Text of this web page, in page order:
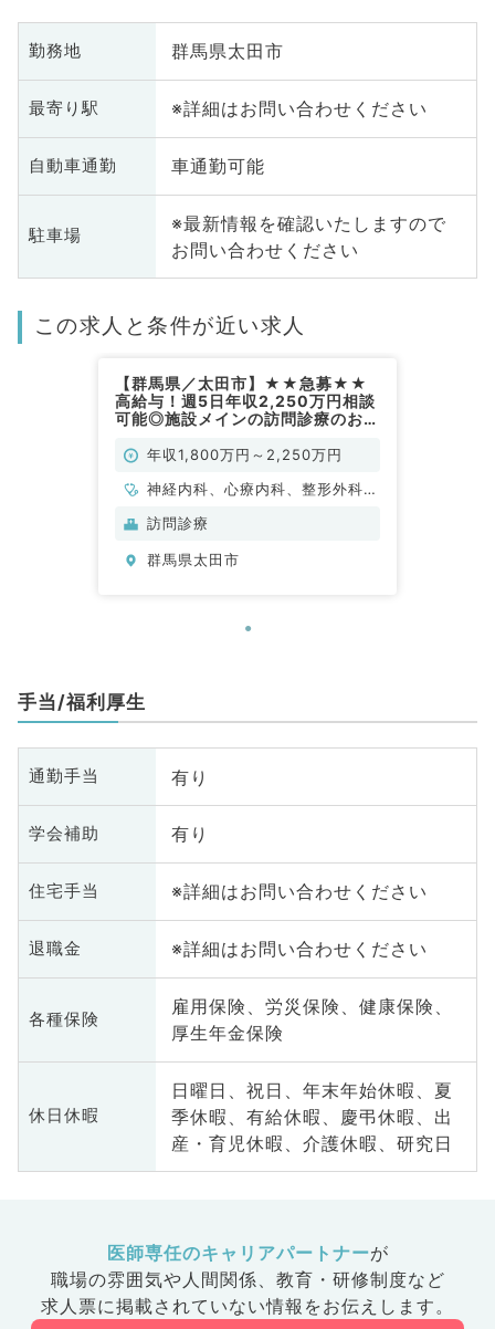
勤務地 群馬県太田市
最寄り駅 ※詳細はお問い合わせください
自動車通勤 車通勤可能
駐車場
※最新情報を確認いたしますので
お問い合わせください
この求人と条件が近い求人
【群馬県／太田市】★★急募★★
高給与！週5日年収2,250万円相談
可能◎施設メインの訪問診療のお仕
系／常勤）
年収1,800万円～2,250万円
神経内科、心療内科、整形外科、
形成外科、美容外科、脳神経外
小児外科、泌尿器科、一般内科、
科、脊髄・脊椎外科
訪問診療
群馬県太田市
手当/福利厚生
通勤手当 有り
学会補助 有り
住宅手当 ※詳細はお問い合わせください
退職金 ※詳細はお問い合わせください
各種保険
雇用保険、労災保険、健康保険、
厚生年金保険
休日休暇
日曜日、祝日、年末年始休暇、夏
季休暇、有給休暇、慶弔休暇、出
産・育児休暇、介護休暇、研究日
医師専任のキャリアパートナーが
職場の雰囲気や人間関係、 教育・研修制度など
求人票に掲載されていない情報をお伝えします。